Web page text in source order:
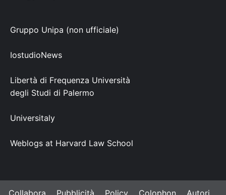
Gruppo Unipa (non ufficiale)
IostudioNews
Libertà di Frequenza Università
degli Studi di Palermo
Universitaly
Weblogs at Harvard Law School
Collabora Pubblicità Policy Colophon Autori